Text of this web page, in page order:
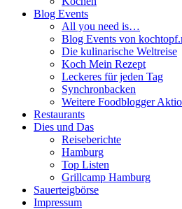
Blog Events
All you need is…
Blog Events von
Die kulinarische Weltreise
Koch Mein Rezept
Leckeres für jeden Tag
Synchronbacken
Weitere Foodblogger
Restaurants
Dies und Das
Reiseberichte
Hamburg
Top Listen
Grillcamp Hamburg
Sauerteigbörse
Impressum